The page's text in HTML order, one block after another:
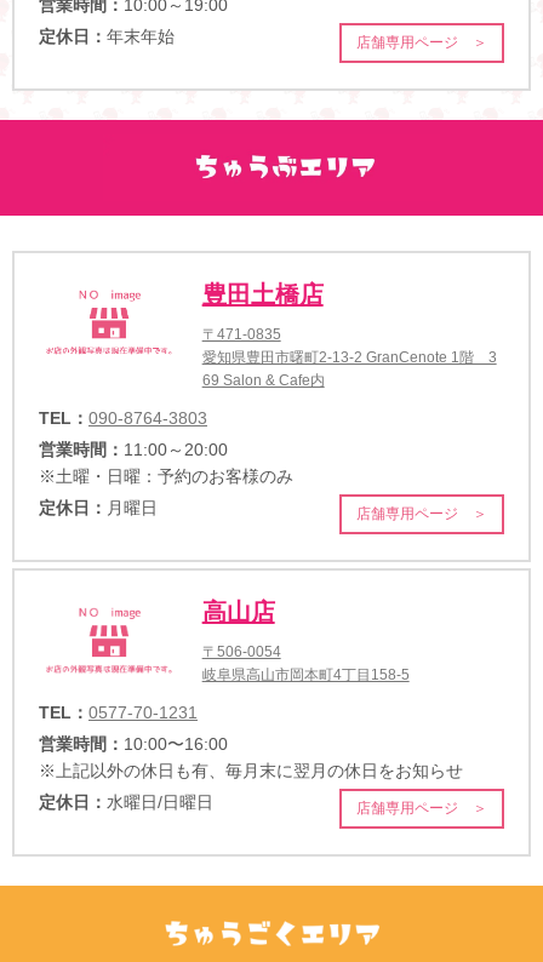
営業時間： 10:00～19:00
定休日： 年末年始 店舗専用ページ ＞
豊田土橋店
〒471-0835
愛知県豊田市曙町2-13-2 GranCenote 1階 3
69 Salon & Cafe内
TEL： 090-8764-3803
営業時間： 11:00～20:00
※土曜・日曜：予約のお客様のみ
定休日： 月曜日 店舗専用ページ ＞
高山店
〒506-0054
岐阜県高山市岡本町4丁目158-5
TEL： 0577-70-1231
営業時間： 10:00〜16:00
※上記以外の休日も有、毎月末に翌月の休日をお知らせ
定休日： 水曜日/日曜日 店舗専用ページ ＞